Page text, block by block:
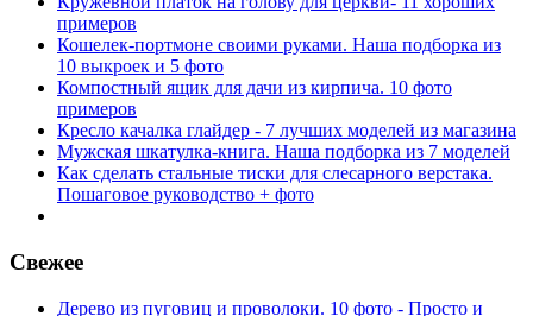
примеров
Кошелек-портмоне своими руками. Наша подборка из
10 выкроек и 5 фото
Компостный ящик для дачи из кирпича. 10 фото
примеров
Кресло качалка глайдер - 7 лучших моделей из магазина
Мужская шкатулка-книга. Наша подборка из 7 моделей
Как сделать стальные тиски для слесарного верстака.
Пошаговое руководство + фото
Свежее
Дерево из пуговиц и проволоки. 10 фото - Просто и